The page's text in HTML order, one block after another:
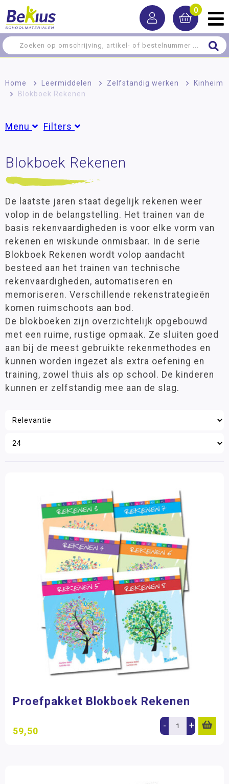
0
Home > Leermiddelen > Zelfstandig werken >
Kinheim
>
Blokboek Rekenen
Menu Filters
Schrijven
Zelfstandig werken
Spelmaterialen
Ajodakt
Kinheim
Klassenmanagement
Oefenstof
Paletti
Rekenen
Stenvert
Taal
Techniek
Sociaal-emotionele ontwikkeling
Posters en onderleggers
Beloningsmateriaal
Mens & Maatschappij
Bewegend leren
Kunstzinnige vorming
Groepen
Groep 3
Groep 4(3)
Groep 5(3)
Groep 6(3)
Groep 7(3)
Groep 8(3)
Leeftijd
6 - 9 jaar(7)
9 - 12 jaar (7)
Materiaalkeuze
Antwoordenboeken(6)
Pakketten (1)
Werkboeken(7)
Kinheim
Blokboek Rekenen
De laatste jaren staat degelijk rekenen weer
volop in de belangstelling. Het trainen van de
basis rekenvaardigheden is voor elke vorm van
rekenen en wiskunde onmisbaar. In de serie
Blokboek Rekenen wordt volop aandacht
besteed aan het trainen van technische
rekenvaardigheden, automatiseren en
memoriseren. Verschillende rekenstrategieën
komen ruimschoots aan bod.
De blokboeken zijn overzichtelijk opgebouwd
met een ruime, rustige opmaak. Ze sluiten goed
aan bij de meest gebruikte rekenmethodes en
kunnen worden ingezet als extra oefening en
training, zowel thuis als op school. De kinderen
kunnen er zelfstandig mee aan de slag.
Proefpakket Blokboek Rekenen
59,50 - +